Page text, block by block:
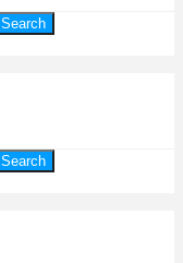
Search
Search